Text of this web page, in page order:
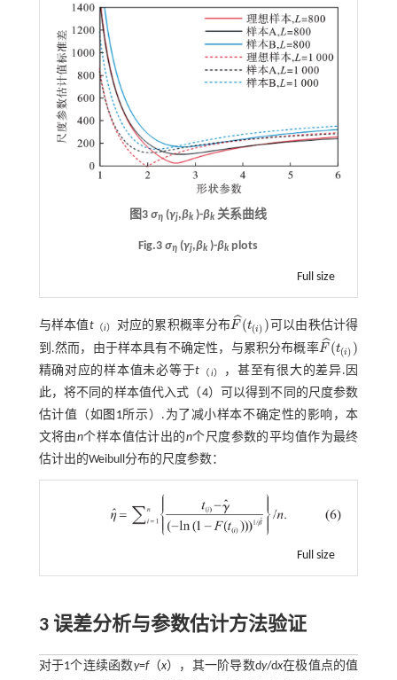
图3ση (γj,βk )-βk 关系曲线
Fig.3ση (γj,βk )-βk plots
Full size
与样本值t （i） 对应的累积概率分布Fˆ(t(i) )
F^(t(i))
可以由秩估计得
到.然而，由于样本具有不确定性，与累积分布概率Fˆ(t(i) )
F^(t(i))
精确对应的样本值未必等于t （i）
，甚至有很大的差异.因
此，将不同的样本值代入式（4）
可以得到不同的尺度参数
估计值（如 图1所示）.为了减小样本不确定性的影响，本
文将由n个样本值估计出的n个尺度参数的平均值作为最终
估计出的Weibull分布的尺度参数：
Full size
3 误差分析与参数估计方法验证
对于1个连续函数y=f（x），其一阶导数dy/dx在极值点的值